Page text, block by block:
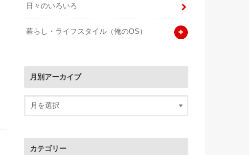
日々のいろいろ
暮らし・ライフスタイル（俺のOS）
月別アーカイブ
カテゴリー